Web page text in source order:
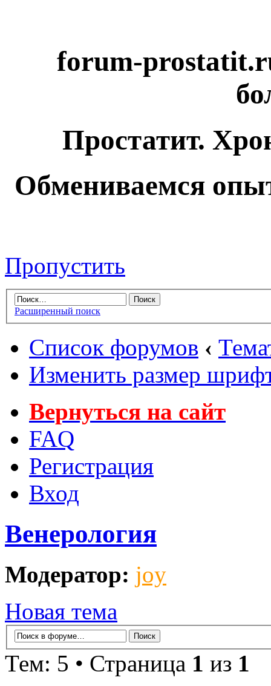
forum-
Простатит.
Обмениваемся
Пропустить
Расширенный поиск
Список форумов ‹
Изменить размер
Вернуться на сайт
FAQ
Регистрация
Вход
Венерология
Модератор: joy
Новая тема
Тем: 5 • Страница 1 из 1